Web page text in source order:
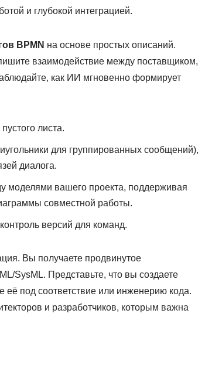
и глубокой интеграцией.
BPMN на основе простых описаний.
взаимодействие между поставщиком,
как ИИ мгновенно формирует
листа.
для группированных сообщений),
диалога.
моделями вашего проекта, поддерживая
совместной работы.
версий для команд.
Вы получаете продвинутое
SysML. Представьте, что вы создаете
её под соответствие или инженерию кода.
и разработчиков, которым важна